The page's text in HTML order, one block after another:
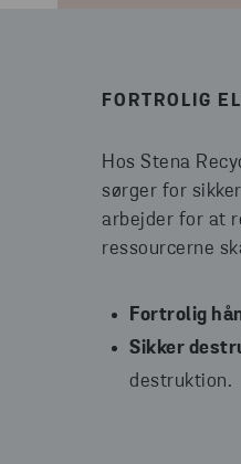
FORTROLIG
Hos Stena
sørger for
arbejder for at
ressourcerne
Fortrolig
Sikker
destruktion.